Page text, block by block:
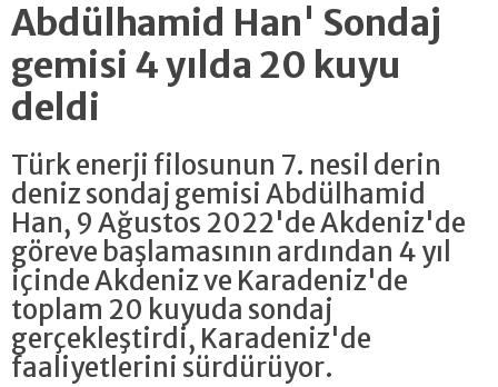
Abdülhamid Han' Sondaj
gemisi 4 yılda 20 kuyu
deldi
Türk enerji filosunun 7. nesil derin
deniz sondaj gemisi Abdülhamid
Han, 9 Ağustos 2022'de Akdeniz'de
göreve başlamasının ardından 4 yıl
içinde Akdeniz ve Karadeniz'de
toplam 20 kuyuda sondaj
gerçekleştirdi, Karadeniz'de
faaliyetlerini sürdürüyor.